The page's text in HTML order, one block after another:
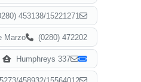
453138/15221271
Marzo (0280) 472202
Humphreys 337
458932/15564012